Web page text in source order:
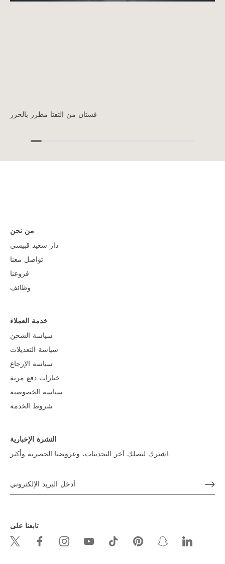
فستان من التفتا مطرز بالخرز
من نحن
دار سعيد قبيسي
تواصل معنا
فروعنا
وظائف
خدمة العملاء
سياسة الشحن
سياسة التعديلات
سياسة الإرجاع
خيارات دفع مرنة
سياسة الخصوصية
شروط الخدمة
النشرة الإخبارية
اشترك لتصلك آخر التحديثات، وعروضنا الحصرية وأكثر.
تابعنا على